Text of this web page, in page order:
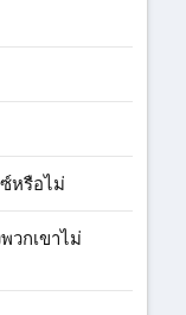
หรือไม่
วกเขาไม่